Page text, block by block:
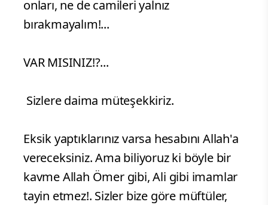
onları, ne de camileri yalnız
bırakmayalım!...
VAR MISINIZ!?...
Sizlere daima müteşekkiriz.
Eksik yaptıklarınız varsa hesabını Allah'a
vereceksiniz. Ama biliyoruz ki böyle bir
kavme Allah Ömer gibi, Ali gibi imamlar
tayin etmez!. Sizler bize göre müftüler,